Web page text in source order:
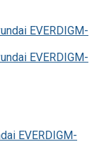
EVERDIGM-